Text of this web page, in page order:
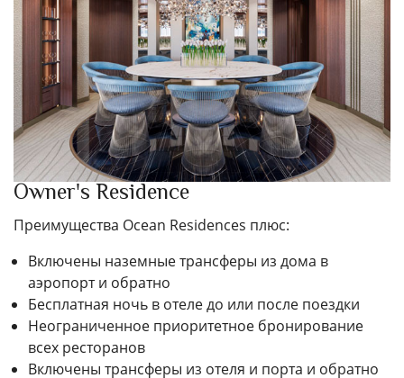
Owner's Residence
Преимущества Ocean Residences плюс:
Включены наземные трансферы из дома в
аэропорт и обратно
Бесплатная ночь в отеле до или после поездки
Неограниченное приоритетное бронирование
всех ресторанов
Включены трансферы из отеля и порта и обратно